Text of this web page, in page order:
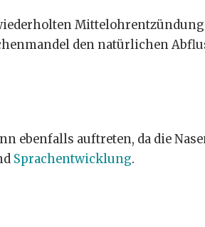
den natürlichen
ebenfalls auftreten, da die
Sprachentwicklung.